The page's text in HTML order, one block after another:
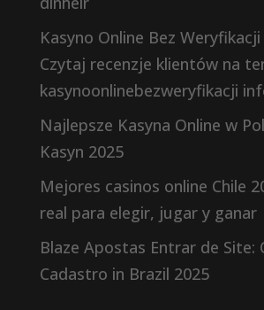
Kasyno Online Bez Weryfikacji
Czytaj recenzje klientów na
kasynoonlinebezweryfikacji
Najlepsze Kasyna Online w
Kasyn 2025
Mejores casinos online Chile
real para elegir, jugar y ganar
Blaze Apostas Entrar de Site:
Cadastro in Brazil 2025